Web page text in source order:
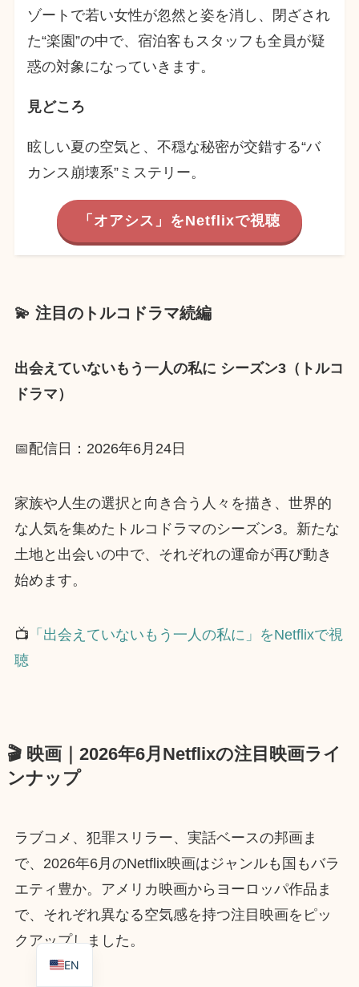
ゾートで若い女性が忽然と姿を消し、閉ざされ
た“楽園”の中で、宿泊客もスタッフも全員が疑
惑の対象になっていきます。
見どころ
眩しい夏の空気と、不穏な秘密が交錯する“バ
カンス崩壊系”ミステリー。
「オアシス」をNetflixで視聴
💫 注目のトルコドラマ続編
出会えていないもう一人の私に シーズン3（トルコ
ドラマ）
📅配信日：2026年6月24日
家族や人生の選択と向き合う人々を描き、世界的
な人気を集めたトルコドラマのシーズン3。新たな
土地と出会いの中で、それぞれの運命が再び動き
始めます。
📺 「出会えていないもう一人の私に」をNetflixで視
聴
🎬 映画｜2026年6月Netflixの注目映画ライ
ンナップ
ラブコメ、犯罪スリラー、実話ベースの邦画ま
で、2026年6月のNetflix映画はジャンルも国もバラ
エティ豊か。アメリカ映画からヨーロッパ作品ま
で、それぞれ異なる空気感を持つ注目映画をピッ
クアップしました。
EN